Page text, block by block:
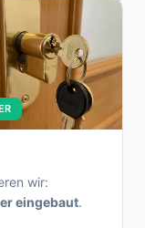
wir:
eingebaut.